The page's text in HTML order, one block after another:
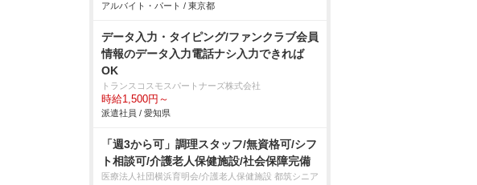
アルバイト・パート / 東京都
データ入力・タイピング/ファンクラブ会員
情報のデータ入力電話ナシ入力できれば
OK
トランスコスモスパートナーズ株式会社
時給1,500円～
派遣社員 / 愛知県
「週3から可」調理スタッフ/無資格可/シフ
ト相談可/介護老人保健施設/社会保障完備
医療法人社団横浜育明会/介護老人保健施設 都筑シニア